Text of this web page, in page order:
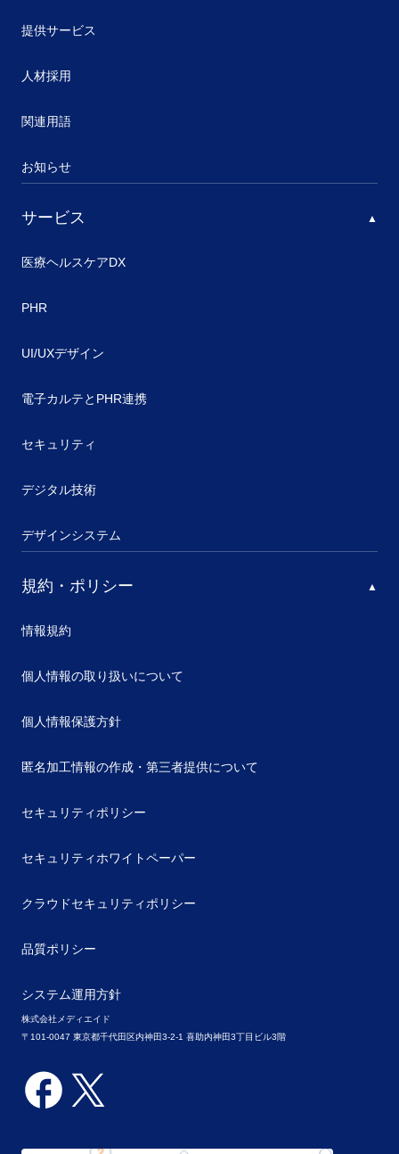
株式会社メディエイド
〒101-0047 東京都千代田区内神田3-2-1 喜助内神田3丁目ビル3階
提供サービス
人材採用
関連用語
お知らせ
サービス
医療ヘルスケアDX
PHR
UI/UXデザイン
電子カルテとPHR連携
セキュリティ
デジタル技術
デザインシステム
規約・ポリシー
情報規約
個人情報の取り扱いについて
個人情報保護方針
匿名加工情報の作成・第三者提供について
セキュリティポリシー
セキュリティホワイトペーパー
クラウドセキュリティポリシー
品質ポリシー
システム運用方針